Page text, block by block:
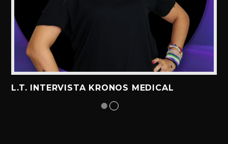
L.T. INTERVISTA KRONOS MEDICAL